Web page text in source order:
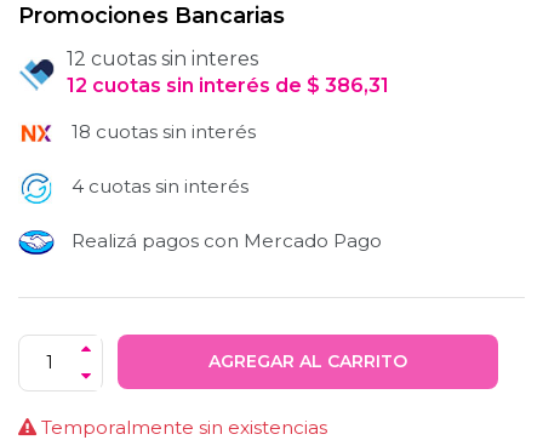
Promociones Bancarias
12 cuotas sin interes
12 cuotas sin interés de $ 386,31
18 cuotas sin interés
4 cuotas sin interés
Realizá pagos con Mercado Pago
AGREGAR AL CARRITO
Temporalmente sin existencias